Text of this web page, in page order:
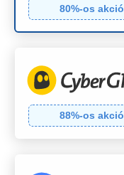
80%-os akció
88%-os akció